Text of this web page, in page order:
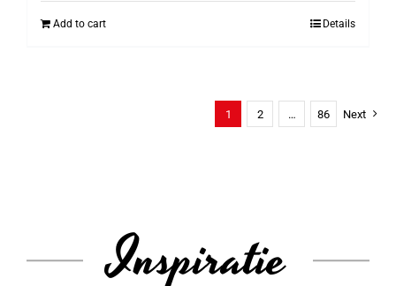
Add to cart Details
1 2 … 86 Next
Inspiratie